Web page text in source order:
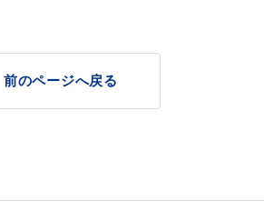
前のページへ戻る